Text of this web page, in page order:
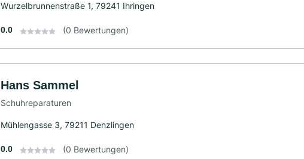
Wurzelbrunnenstraße 1, 79241 Ihringen
0.0 (0 Bewertungen)
Hans Sammel
Schuhreparaturen
Mühlengasse 3, 79211 Denzlingen
0.0 (0 Bewertungen)